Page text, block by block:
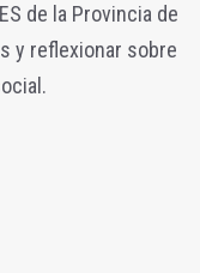
de la Provincia de
y reflexionar sobre